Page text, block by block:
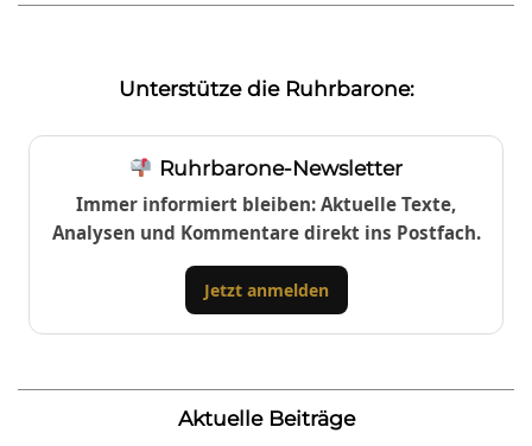
Unterstütze die Ruhrbarone:
Ruhrbarone-Newsletter
Immer informiert bleiben: Aktuelle Texte,
Analysen und Kommentare direkt ins Postfach.
Jetzt anmelden
Aktuelle Beiträge